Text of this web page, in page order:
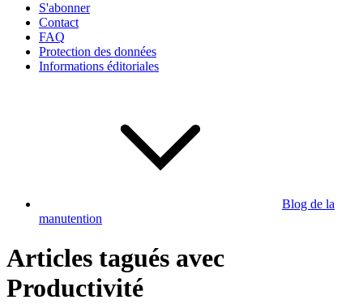
S'abonner
Contact
FAQ
Protection des données
Informations éditoriales
Blog de la
manutention
Articles tagués avec
Productivité